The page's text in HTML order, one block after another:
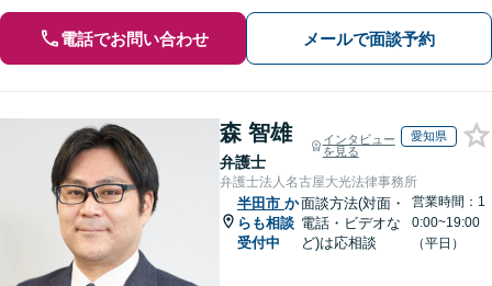
電話でお問い合わせ メールで面談予約
森 智雄
弁護士
インタビュー
を見る
愛知県
弁護士法人名古屋大光法律事務所
半田市 か
らも相談
受付中
面談方法(対面・
電話・ビデオな
ど)は応相談
営業時間：1
0:00~19:00
（平日）